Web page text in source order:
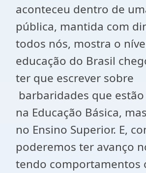
aconteceu dentro de
pública, mantida com
todos nós, mostra o
educação do Brasil
ter que escrever sobre
barbaridades que
na Educação Básica,
no Ensino Superior. E,
poderemos ter avanço
tendo comportamentos